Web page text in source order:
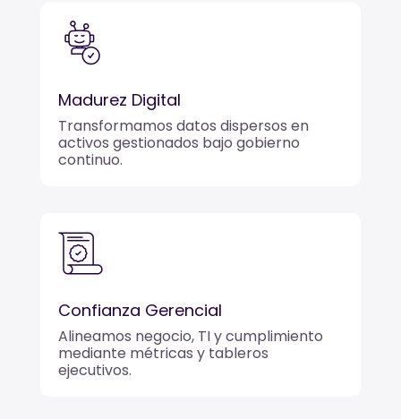
Madurez Digital
Transformamos datos dispersos en
activos gestionados bajo gobierno
continuo.
Confianza Gerencial
Alineamos negocio, TI y cumplimiento
mediante métricas y tableros
ejecutivos.